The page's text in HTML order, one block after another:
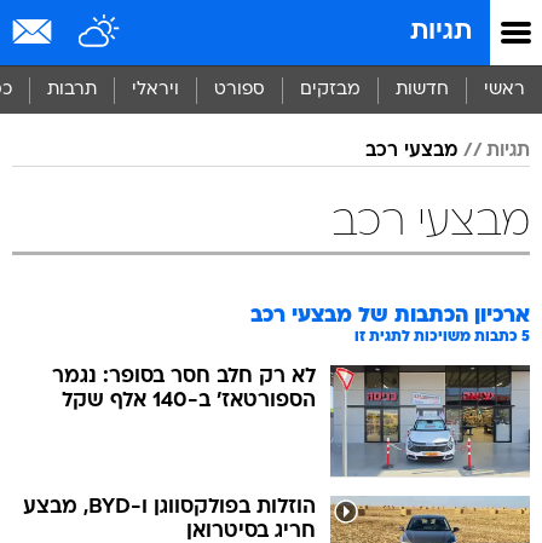
תגיות
ראשי חדשות מבזקים ספורט ויראלי תרבות
תגיות מבצעי רכב
מבצעי רכב
ארכיון הכתבות של מבצעי רכב
5 כתבות משויכות לתגית זו
לא רק חלב חסר בסופר: נגמר
הספורטאז' ב-140 אלף שקל
הוזלות בפולקסווגן ו-BYD, מבצע
חריג בסיטרואן